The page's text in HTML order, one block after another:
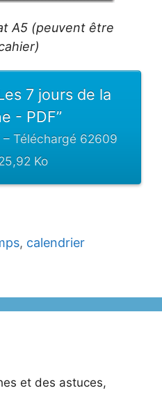
A5 (peuvent être
7 jours de la
- PDF”
Téléchargé 62609
Ko
, calendrier
et des astuces,